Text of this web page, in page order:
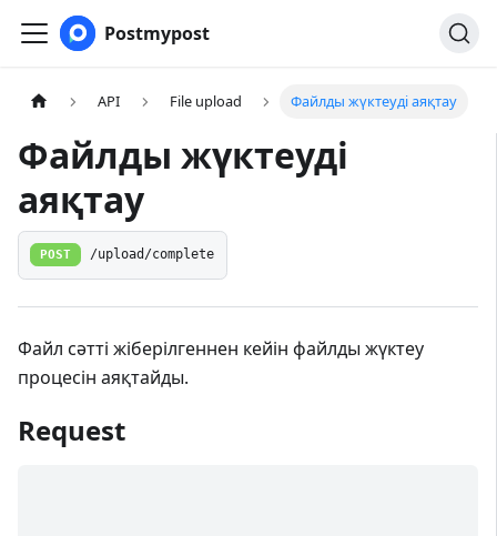
Postmypost
API File upload Файлды жүктеуді аяқтау
Файлды жүктеуді
аяқтау
POST /upload/complete
Файл сәтті жіберілгеннен кейін файлды жүктеу
процесін аяқтайды.
Request